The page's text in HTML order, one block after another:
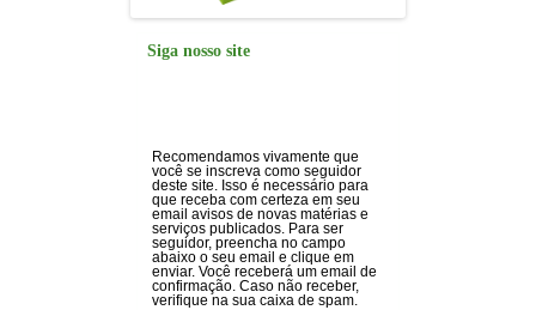
Siga nosso site
Recomendamos vivamente que
você se inscreva como seguidor
deste site. Isso é necessário para
que receba com certeza em seu
email avisos de novas matérias e
serviços publicados. Para ser
seguidor, preencha no campo
abaixo o seu email e clique em
enviar. Você receberá um email de
confirmação. Caso não receber,
verifique na sua caixa de spam.